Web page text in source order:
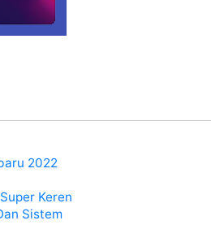
2022
Keren
Sistem